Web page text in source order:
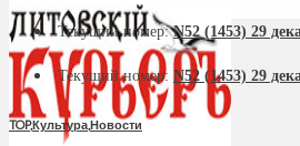
Текущий номер:N52 (1453) 29
Текущий номер: N52 (1453) 29
TOP,Культура,Новости